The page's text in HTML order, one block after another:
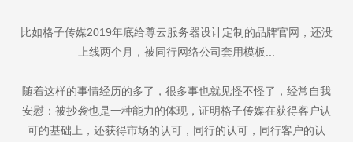
比如格子传媒2019年底给尊云服务器设计定制的品牌官网，还没
上线两个月，被同行网络公司套用模板...
随着这样的事情经历的多了，很多事也就见怪不怪了，经常自我
安慰：被抄袭也是一种能力的体现，证明格子传媒在获得客户认
可的基础上，还获得市场的认可，同行的认可，同行客户的认